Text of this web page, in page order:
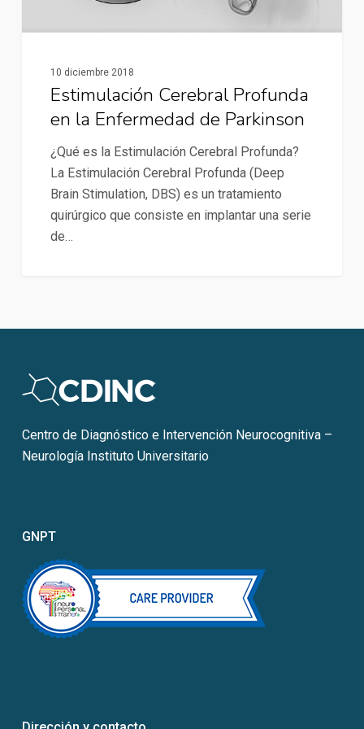
10 diciembre 2018
Estimulación Cerebral Profunda
en la Enfermedad de Parkinson
¿Qué es la Estimulación Cerebral Profunda?
La Estimulación Cerebral Profunda (Deep
Brain Stimulation, DBS) es un tratamiento
quirúrgico que consiste en implantar una serie
de…
Centro de Diagnóstico e Intervención Neurocognitiva –
Neurología Instituto Universitario
GNPT